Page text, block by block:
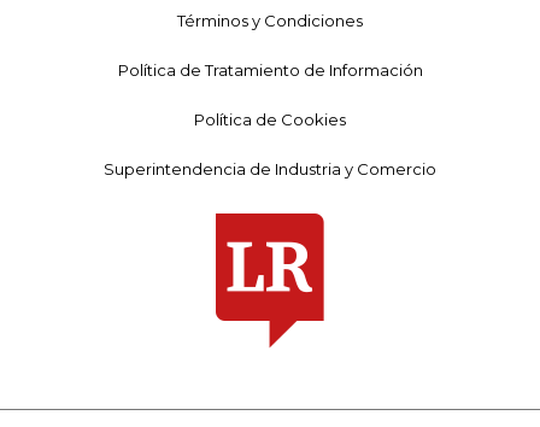
Términos y Condiciones
Política de Tratamiento de Información
Política de Cookies
Superintendencia de Industria y Comercio